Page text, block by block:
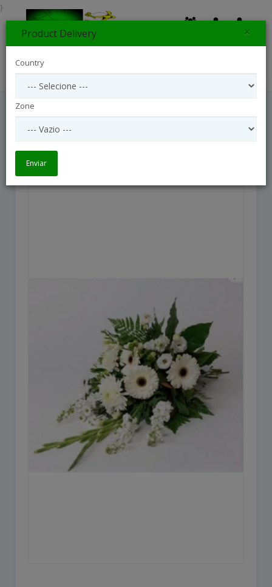
Special Memory
}
Product Delivery ×
Country
Zone
Enviar